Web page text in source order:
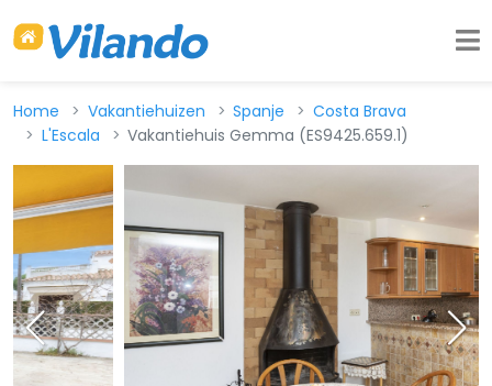
Home Vakantiehuizen Spanje
Costa Brava
L'Escala
Vakantiehuis Gemma (ES9425.659.1)